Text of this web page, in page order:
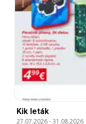
Kik leták
27.07.2026-31.08.2026